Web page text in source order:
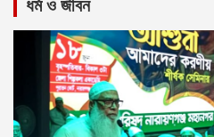
ধর্ম ও জীবন